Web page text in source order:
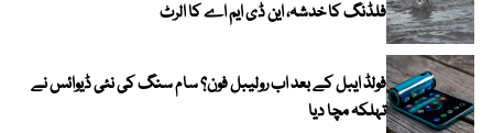
فلڈنگ کا خدشہ، این ڈی ایم اے کا الرٹ
فولڈ ایبل کے بعد اب رولیبل فون؟ سام سنگ کی نئی ڈیوائس نے
تہلکہ مچا دیا